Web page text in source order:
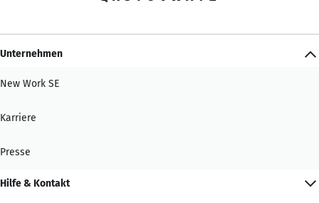
Unternehmen
New Work SE
Karriere
Presse
Hilfe & Kontakt